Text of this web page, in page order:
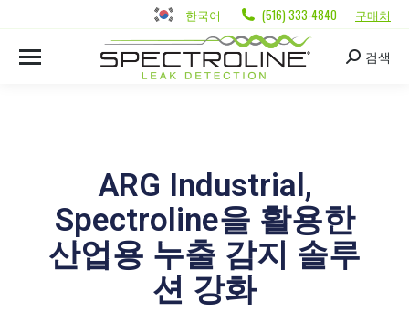
한국어 (516) 333-4840 구매처
검색
ARG Industrial,
Spectroline을 활용한
산업용 누출 감지 솔루
션 강화